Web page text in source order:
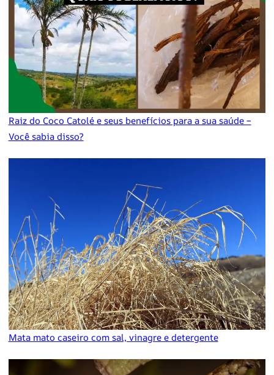
Raiz do Coco Catolé e seus benefícios para a sua saúde –
Você sabia disso?
Mata mato caseiro com sal, vinagre e detergente